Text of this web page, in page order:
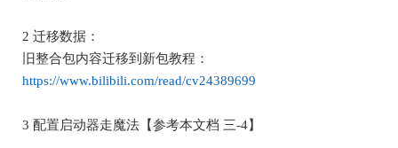
2 迁移数据：
旧整合包内容迁移到新包教程：
https://www.bilibili.com/read/cv24389699
3 配置启动器走魔法【参考本文档 三-4】